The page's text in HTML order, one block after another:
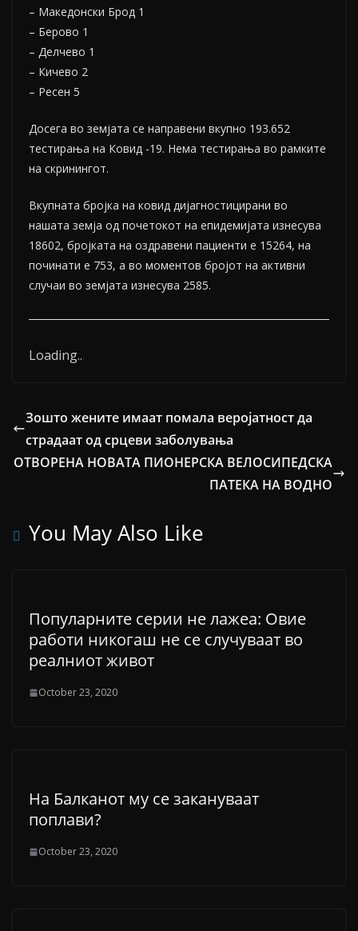
– Македонски Брод 1
– Берово 1
– Делчево 1
– Кичево 2
– Ресен 5
Досега во земјата се направени вкупно 193.652
тестирања на Ковид -19. Нема тестирања во рамките
на скринингот.
Вкупната бројка на ковид дијагностицирани во
нашата земја од почетокот на епидемијата изнесува
18602, бројката на оздравени пациенти е 15264, на
починати е 753, а во моментов бројот на активни
случаи во земјата изнесува 2585.
Loading...
Зошто жените имаат помала веројатност да
страдаат од срцеви заболувања
ОТВОРЕНА НОВАТА ПИОНЕРСКА ВЕЛОСИПЕДСКА
ПАТЕКА НА ВОДНО
You May Also Like
Популарните серии не лажеа: Овие
работи никогаш не се случуваат во
реалниот живот
October 23, 2020
На Балканот му се закануваат
поплави?
October 23, 2020